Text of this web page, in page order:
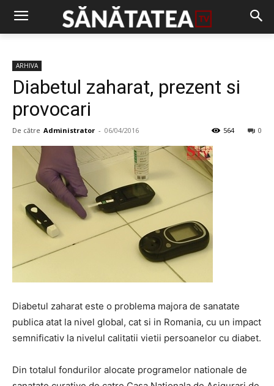
ARHIVA
Diabetul zaharat, prezent si
provocari
De către Administrator - 06/04/2016 0
564
Diabetul zaharat este o problema majora de sanatate
publica atat la nivel global, cat si in Romania, cu un impact
semnificativ la nivelul calitatii vietii persoanelor cu diabet.
Din totalul fondurilor alocate programelor nationale de